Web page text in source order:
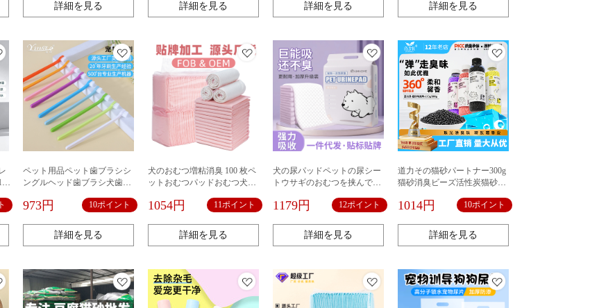
詳細を見る 詳細を見る 詳細を見る 詳細を見る
ペット用品ペット歯ブラシシ
ングルヘッド歯ブラシ犬歯ブ
掃用品
973円 10ポイント
詳細を見る
犬のおむつ増粘消臭 100 枚ペ
ットおむつパッドおむつ犬用
1054円 11ポイント
詳細を見る
犬の尿パッドペットの尿シー
トウサギのおむつを挟んで猫
ッドペット用品
1179円 12ポイント
詳細を見る
道力その猫砂パートナー300g
猫砂消臭ビーズ活性炭猫砂盆
1014円 10ポイント
詳細を見る